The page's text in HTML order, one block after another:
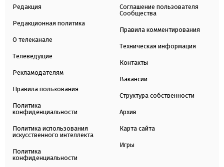
Редакция
Редакционная политика
О телеканале
Телеведущие
Рекламодателям
Правила пользования
Политика
конфиденциальности
Политика использования
искусственного интеллекта
Политика
конфиденциальности
Соглашение пользователя
Сообщества
Правила комментирования
Техническая информация
Контакты
Вакансии
Структура собственности
Архив
Карта сайта
Игры